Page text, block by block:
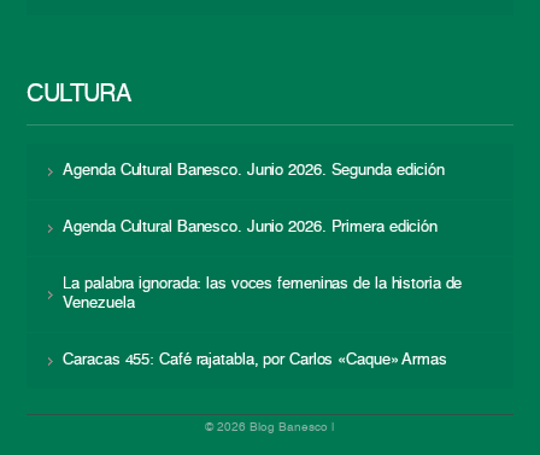
CULTURA
Agenda Cultural Banesco. Junio 2026. Segunda edición
Agenda Cultural Banesco. Junio 2026. Primera edición
La palabra ignorada: las voces femeninas de la historia de
Venezuela
Caracas 455: Café rajatabla, por Carlos «Caque» Armas
© 2026 Blog Banesco |